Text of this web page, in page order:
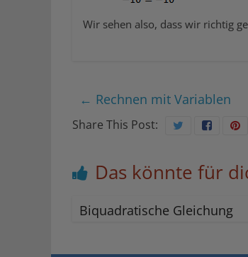
Wir sehen also, dass wir richtig
← Rechnen mit Variablen
Share This Post:
Das könnte für
Biquadratische Gleichung